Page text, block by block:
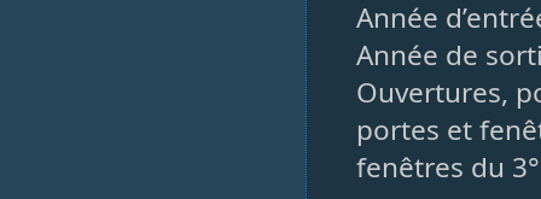
Année
Année de
Ouvertures,
portes et
fenêtres du